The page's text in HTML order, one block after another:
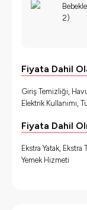
2)
Fiyata Dahil
Giriş Temizliği,
Elektrik Kullanımı,
Fiyata Dahil
Ekstra Yatak,
Yemek Hizmeti